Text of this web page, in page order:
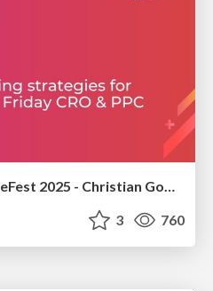
brightonSEO & MeasureFest 2025 - Christian Goodrich - Winning strategies for Black Friday CRO & PPC
3 760